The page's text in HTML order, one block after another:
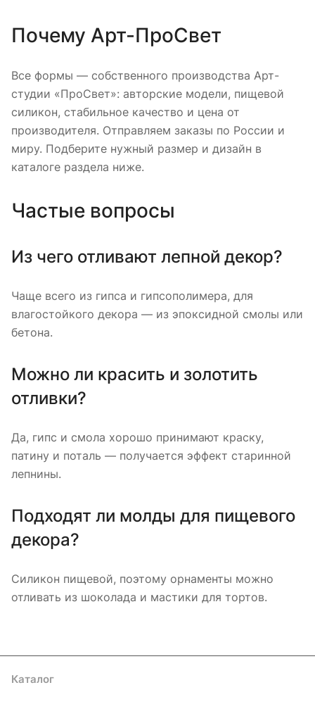
Почему Арт-ПроСвет
Все формы — собственного производства Арт-
студии «ПроСвет»: авторские модели, пищевой
силикон, стабильное качество и цена от
производителя. Отправляем заказы по России и
миру. Подберите нужный размер и дизайн в
каталоге раздела ниже.
Частые вопросы
Из чего отливают лепной декор?
Чаще всего из гипса и гипсополимера, для
влагостойкого декора — из эпоксидной смолы или
бетона.
Можно ли красить и золотить
отливки?
Да, гипс и смола хорошо принимают краску,
патину и поталь — получается эффект старинной
лепнины.
Подходят ли молды для пищевого
декора?
Силикон пищевой, поэтому орнаменты можно
отливать из шоколада и мастики для тортов.
Каталог